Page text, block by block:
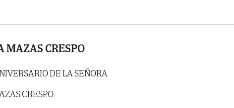
MAZAS CRESPO
DE LA SEÑORA
CRESPO